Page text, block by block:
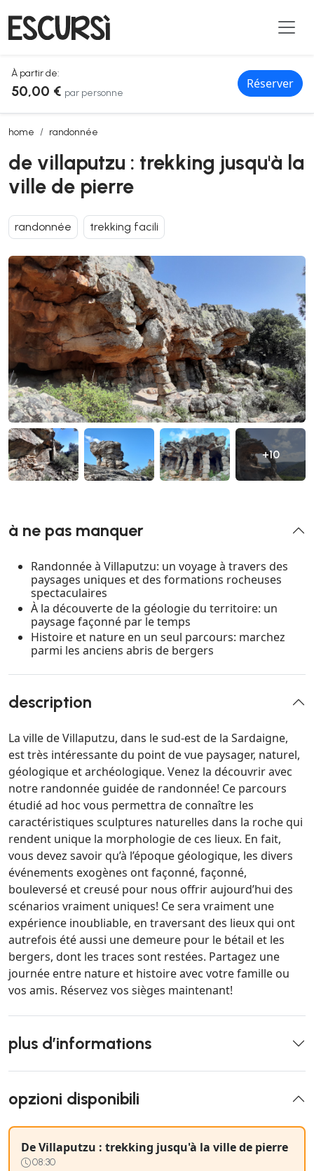
À partir de:
50,00 € par personne
Réserver
home randonnée
de villaputzu : trekking jusqu'à la ville de pierre
de villaputzu : trekking jusqu'à la
ville de pierre
randonnée trekking facili
+10
à ne pas manquer
Randonnée à Villaputzu: un voyage à travers des
paysages uniques et des formations rocheuses
spectaculaires
À la découverte de la géologie du territoire: un
paysage façonné par le temps
Histoire et nature en un seul parcours: marchez
parmi les anciens abris de bergers
description
La ville de Villaputzu, dans le sud-est de la Sardaigne,
est très intéressante du point de vue paysager, naturel,
géologique et archéologique. Venez la découvrir avec
notre randonnée guidée de randonnée! Ce parcours
étudié ad hoc vous permettra de connaître les
caractéristiques sculptures naturelles dans la roche qui
rendent unique la morphologie de ces lieux. En fait,
vous devez savoir qu’à l’époque géologique, les divers
événements exogènes ont façonné, façonné,
bouleversé et creusé pour nous offrir aujourd’hui des
scénarios vraiment uniques! Ce sera vraiment une
expérience inoubliable, en traversant des lieux qui ont
autrefois été aussi une demeure pour le bétail et les
bergers, dont les traces sont restées. Partagez une
journée entre nature et histoire avec votre famille ou
vos amis. Réservez vos sièges maintenant!
plus d’informations
opzioni disponibili
De Villaputzu : trekking jusqu'à la ville de pierre
08:30